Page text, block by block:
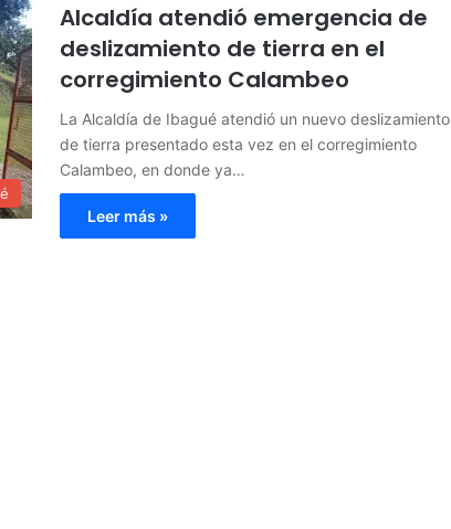
Alcaldía atendió emergencia de
deslizamiento de tierra en el
corregimiento Calambeo
La Alcaldía de Ibagué atendió un nuevo deslizamiento
de tierra presentado esta vez en el corregimiento
Calambeo, en donde ya…
Leer más »